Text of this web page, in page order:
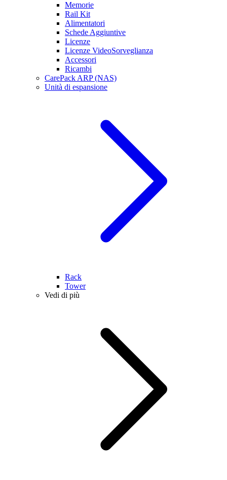
Memorie
Rail Kit
Alimentatori
Schede Aggiuntive
Licenze
Licenze VideoSorveglianza
Accessori
Ricambi
CarePack ARP (NAS)
Unità di espansione
Rack
Tower
Vedi di più